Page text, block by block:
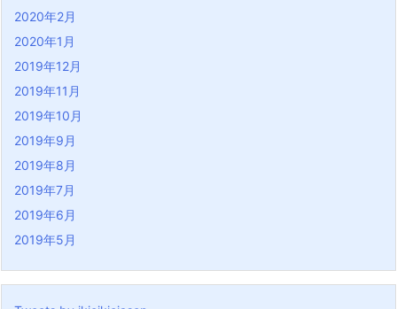
2020年2月
2020年1月
2019年12月
2019年11月
2019年10月
2019年9月
2019年8月
2019年7月
2019年6月
2019年5月